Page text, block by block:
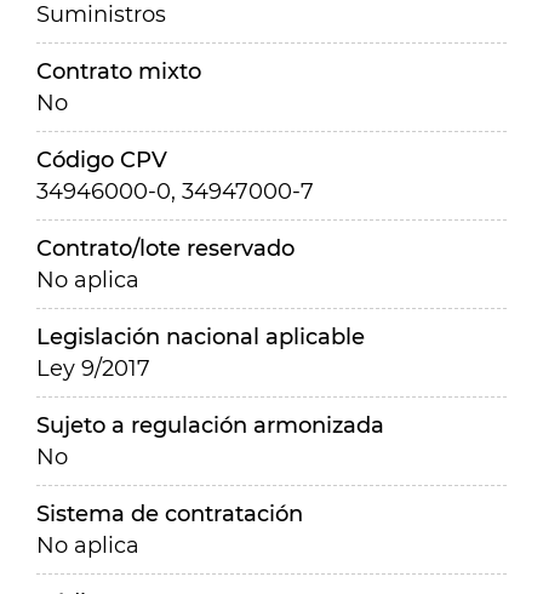
Suministros
Contrato mixto
No
Código CPV
34946000-0, 34947000-7
Contrato/lote reservado
No aplica
Legislación nacional aplicable
Ley 9/2017
Sujeto a regulación armonizada
No
Sistema de contratación
No aplica